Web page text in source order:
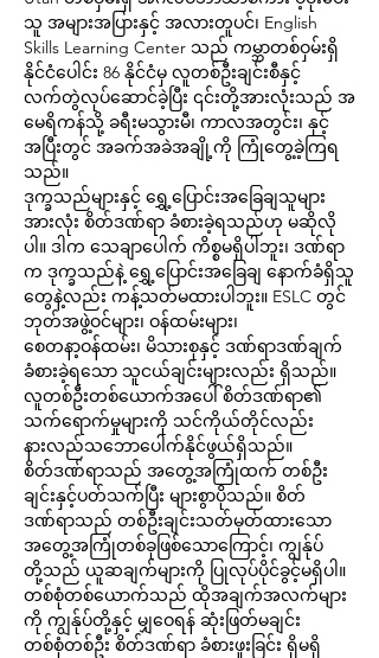
သူ အများအပြားနှင့် အလားတူပင်၊ English
Skills Learning Center သည် ကမ္ဘာတစ်ဝှမ်းရှိ
နိုင်ငံပေါင်း 86 နိုင်ငံမှ လူတစ်ဦးချင်းစီနှင့်
လက်တွဲလုပ်ဆောင်ခဲ့ပြီး ၎င်းတို့အားလုံးသည် အ
မေရိကန်သို့ ခရီးမသွားမီ၊ ကာလအတွင်း၊ နှင့်
အပြီးတွင် အခက်အခဲအချို့ကို ကြုံတွေ့ခဲ့ကြရ
သည်။
ဒုက္ခသည်များနှင့် ရွှေ့ပြောင်းအခြေချသူများ
အားလုံး စိတ်ဒဏ်ရာ ခံစားခဲ့ရသည်ဟု မဆိုလို
ပါ။ ဒါက သေချာပေါက် ကိစ္စမရှိပါဘူး၊ ဒဏ်ရာ
က ဒုက္ခသည်နဲ့ ရွှေ့ပြောင်းအခြေချ နောက်ခံရှိသူ
တွေနဲ့လည်း ကန့်သတ်မထားပါဘူး။ ESLC တွင်
ဘုတ်အဖွဲ့ဝင်များ၊ ဝန်ထမ်းများ၊
စေတနာ့ဝန်ထမ်း၊ မိသားစုနှင့် ဒဏ်ရာဒဏ်ချက်
ခံစားခဲ့ရသော သူငယ်ချင်းများလည်း ရှိသည်။
လူတစ်ဦးတစ်ယောက်အပေါ် စိတ်ဒဏ်ရာ၏
သက်ရောက်မှုများကို သင်ကိုယ်တိုင်လည်း
နားလည်သဘောပေါက်နိုင်ဖွယ်ရှိသည်။
စိတ်ဒဏ်ရာသည် အတွေ့အကြုံထက် တစ်ဦး
ချင်းနှင့်ပတ်သက်ပြီး များစွာပိုသည်။ စိတ်
ဒဏ်ရာသည် တစ်ဦးချင်းသတ်မှတ်ထားသော
အတွေ့အကြုံတစ်ခုဖြစ်သောကြောင့်၊ ကျွန်ုပ်
တို့သည် ယူဆချက်များကို ပြုလုပ်ပိုင်ခွင့်မရှိပါ။
တစ်စုံတစ်ယောက်သည် ထိုအချက်အလက်များ
ကို ကျွန်ုပ်တို့နှင့် မျှဝေရန် ဆုံးဖြတ်မချင်း
တစ်စုံတစ်ဦး စိတ်ဒဏ်ရာ ခံစားဖူးခြင်း ရှိမရှိ